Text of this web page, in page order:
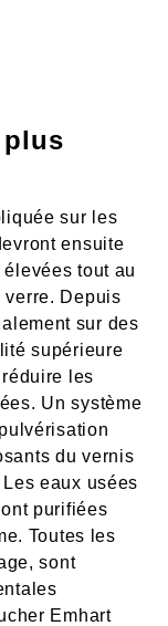
plus
sur les
ensuite
tout au
verre. Depuis
sur des
supérieure
les
Un système
du vernis
eaux usées
purifiées
Toutes les
sont
Emhart